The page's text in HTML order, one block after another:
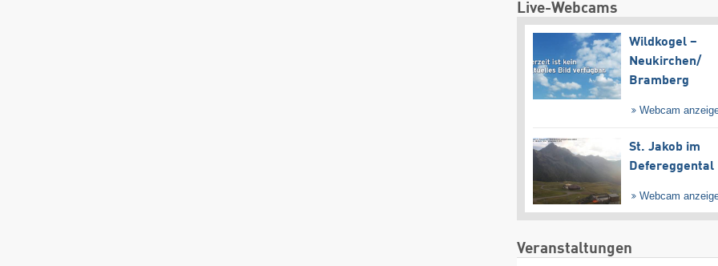
Live-Webcams
Wildkogel –
Neukirchen/​
Bramberg
Webcam
St. Jakob im
Defereggental
Webcam
Veranstaltungen